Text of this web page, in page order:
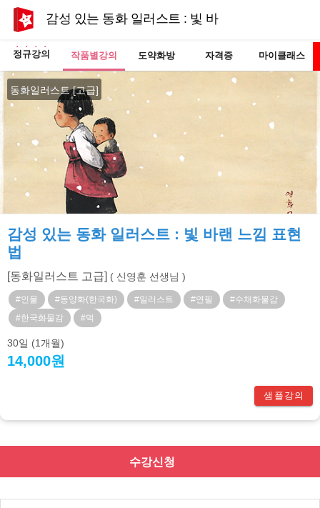
감성 있는 동화 일러스트 : 빛 바랜 느낌 표현법
정규강의 작품별강의 도약화방 자격증 마이클래스
동화일러스트 [고급]
감성 있는 동화 일러스트 : 빛 바랜 느낌 표현
법
[동화일러스트 고급] ( 신영훈 선생님 )
#인물 #동양화(한국화) #일러스트 #연필
#수채화물감
#한국화물감
#먹
30일 (1개월)
14,000원
샘플강의
수강신청